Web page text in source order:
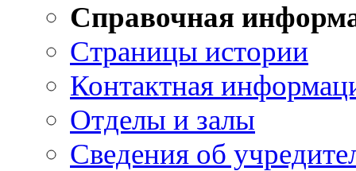
Справочная
Страницы истории
Контактная
Отделы и залы
Сведения об